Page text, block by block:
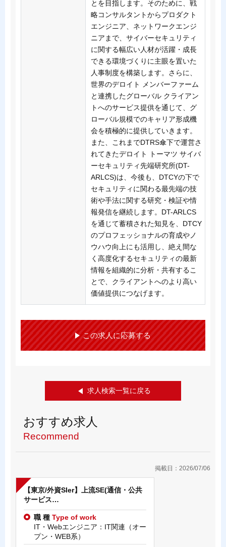
とを目指します。そのために、戦
略コンサルタントからプロダクト
エンジニア、ネットワークエンジ
ニアまで、サイバーセキュリティ
に関する幅広い人材が活躍・成長
できる環境づくりに主眼を置いた
人事制度を構築します。さらに、
世界のデロイト メンバーファーム
と連携したグローバル クライアン
トへのサービス提供を通じて、グ
ローバル規模でのキャリア形成機
会を積極的に提供していきます。
また、これまでDTRS傘下で運営さ
れてきたデロイト トーマツ サイバ
ーセキュリティ先端研究所(DT-
ARLCS)は、今後も、DTCYの下で
セキュリティに関わる最先端の技
術や手法に関する研究・検証や情
報発信を継続します。DT-ARLCS
を通じて蓄積された知見を、DTCY
のプロフェッショナルの育成やノ
ウハウ向上にも活用し、絶え間な
く高度化するセキュリティの最新
情報を組織的に分析・共有するこ
とで、クライアントへのより高い
価値提供につなげます。
この求人に応募する
求人検索一覧に戻る
おすすめ求人
Recommend
掲載日：2026/07/06
【東京/外資SIer】上流SE(通信・公共
サービス…
職 種 Type of work
IT・Webエンジニア：IT関連（オー
プン・WEB系）